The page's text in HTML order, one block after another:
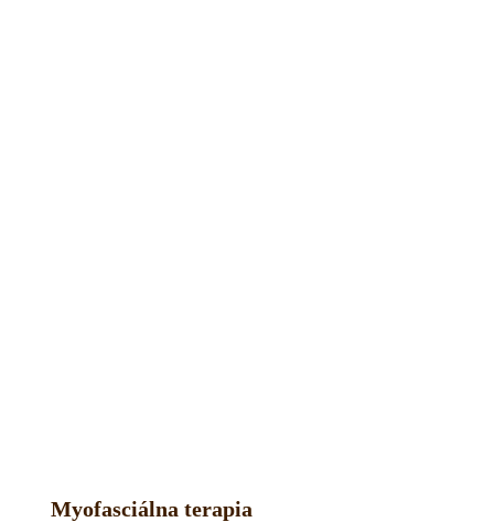
Myofasciálna terapia